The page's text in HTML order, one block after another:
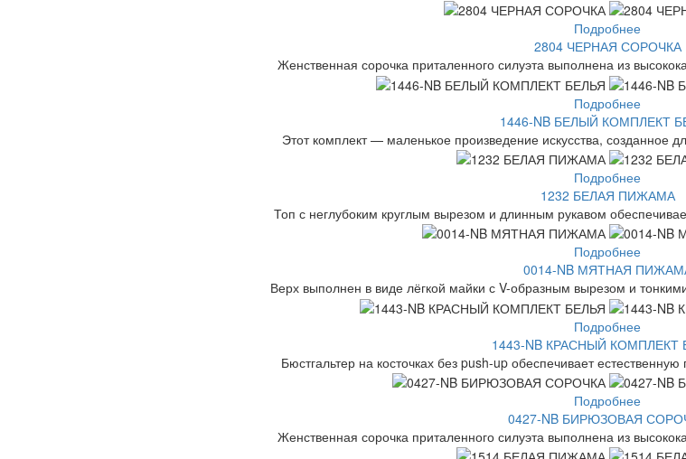
Подробнее
2804 ЧЕРНАЯ СОРОЧКА
Женственная сорочка приталенного силуэта выполнена из
Подробнее
1446-NB БЕЛЫЙ КОМПЛЕКТ
Этот комплект — маленькое произведение искусства, созданное
Подробнее
1232 БЕЛАЯ ПИЖАМА
Топ с неглубоким круглым вырезом и длинным рукавом
Подробнее
0014-NB МЯТНАЯ
Верх выполнен в виде лёгкой майки с V-образным вырезом и
Подробнее
1443-NB КРАСНЫЙ КОМПЛЕКТ
Бюстгальтер на косточках без push-up обеспечивает
Подробнее
0427-NB БИРЮЗОВАЯ
Женственная сорочка приталенного силуэта выполнена из